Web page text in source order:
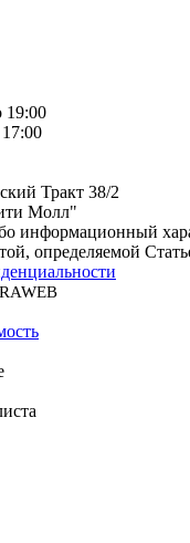
19:00
Тракт 38/2
Молл"
информационный
определяемой